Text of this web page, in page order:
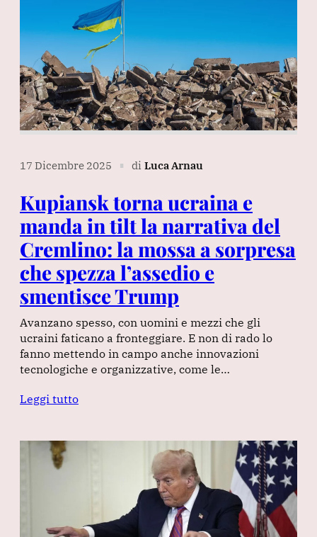
17 Dicembre 2025 ∎ di Luca Arnau
Kupiansk torna ucraina e
manda in tilt la narrativa del
Cremlino: la mossa a sorpresa
che spezza l’assedio e
smentisce Trump
Avanzano spesso, con uomini e mezzi che gli
ucraini faticano a fronteggiare. E non di rado lo
fanno mettendo in campo anche innovazioni
tecnologiche e organizzative, come le…
Leggi tutto